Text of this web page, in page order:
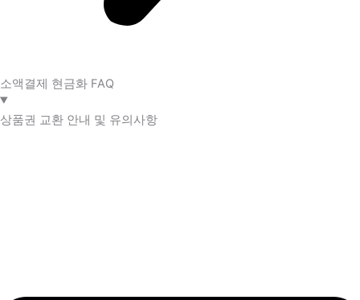
소액결제 현금화 FAQ​
상품권 교환 안내 및 유의사항